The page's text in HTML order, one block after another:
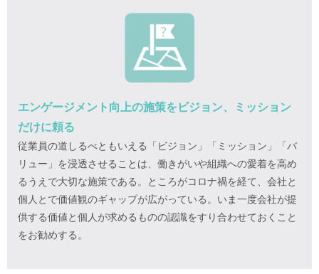
エンゲージメント向上の施策をビジョン、ミッション
だけに頼る
従業員の道しるべともいえる「ビジョン」「ミッション」「バ
リュー」を浸透させることは、働きがいや組織への愛着を高め
るうえで大切な施策である。ところがコロナ禍を経て、会社と
個人とで価値観のギャップが広がっている。いま一度会社が提
供する価値と個人が求めるものの認識をすり合わせておくこと
をお勧めする。